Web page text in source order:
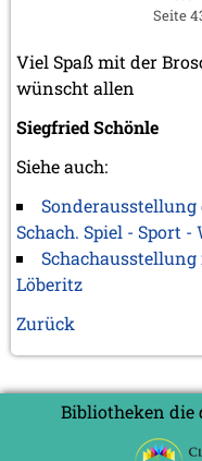
Seite
Viel Spaß mit der
wünscht allen
Siegfried Schönle
Siehe auch:
Sonderausstellung
Schach. Spiel - Sport
Löberitz
Zurück
Bibliotheken die